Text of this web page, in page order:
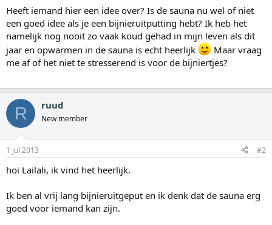
r
t
e
r
Heeft iemand hier een idee over? Is de sauna nu wel of niet
een goed idee als je een bijnieruitputting hebt? Ik heb het
namelijk nog nooit zo vaak koud gehad in mijn leven als dit
jaar en opwarmen in de sauna is echt heerlijk
Maar vraag
me af of het niet te stresserend is voor de bijniertjes?
R ruud
New member
1 jul 2013 #2
hoi Lailali, ik vind het heerlijk.
Ik ben al vrij lang bijnieruitgeput en ik denk dat de sauna erg
goed voor iemand kan zijn.